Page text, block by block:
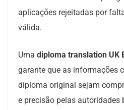
aplicações rejeitadas por
válida.
Uma diploma translation UK
garante que as informações
diploma original sejam
e precisão pelas autoridades